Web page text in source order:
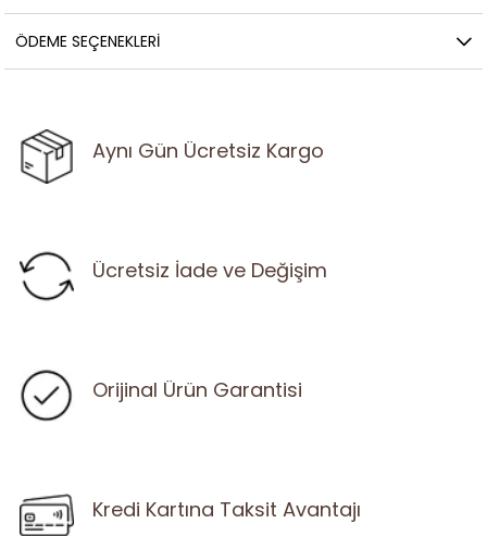
ÖDEME SEÇENEKLERI
Aynı Gün Ücretsiz Kargo
Ücretsiz İade ve Değişim
Orijinal Ürün Garantisi
Kredi Kartına Taksit Avantajı